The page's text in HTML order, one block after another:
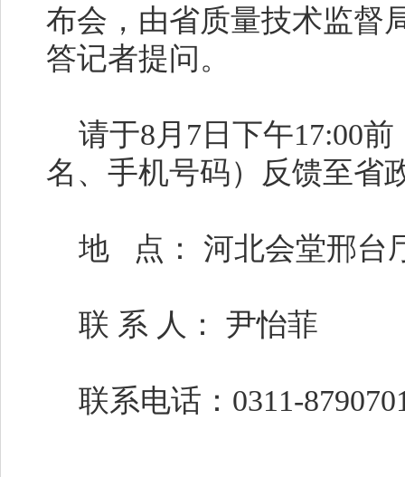
布会，由省质量技术监督
答记者提问。
请于8月7日下午17:00
名、手机号码）反馈至省
地 点： 河北会堂邢台
联 系 人： 尹怡菲
联系电话：0311-